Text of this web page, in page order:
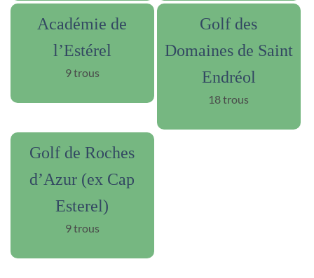
Académie de
l’Estérel
9 trous
Golf des
Domaines de Saint
Endréol
18 trous
Golf de Roches
d’Azur (ex Cap
Esterel)
9 trous